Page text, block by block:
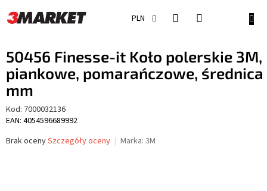
do
treści
PLN
50456 Finesse-it Koło polerskie 3M,
piankowe, pomarańczowe, średnica
mm
Kod: 7000032136
EAN: 4054596689992
Średnia
Brak ocenySzczegóły oceny Marka: 3M